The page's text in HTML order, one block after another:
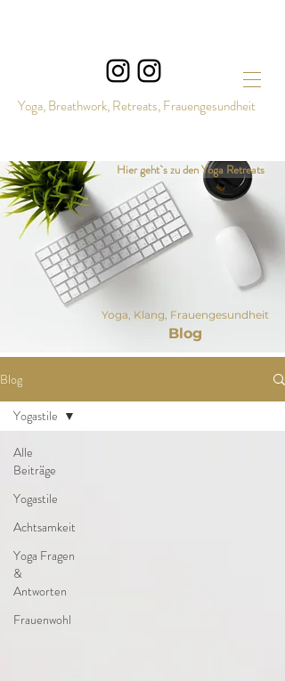
Yoga, Breathwork, Retreats, Frauengesundheit
Hier geht`s zu den Yoga Retreats
Yoga, Klang, Frauengesundheit
Blog
Blog
Alle
Beiträge
Yogastile
Achtsamkeit
Yoga Fragen
&
Antworten
Frauenwohl
Yogastile